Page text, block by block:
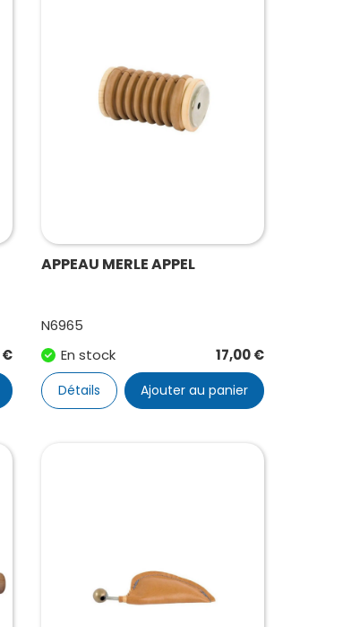
€
APPEAU MERLE APPEL
N6965
En stock
17,00€
Détails Ajouter au panier